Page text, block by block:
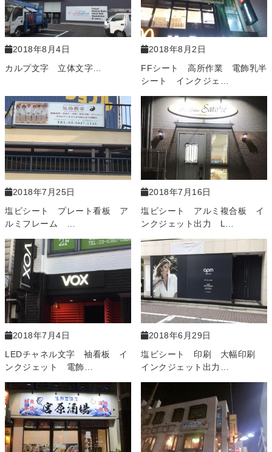
2018年8月4日
カルプ文字 立体文字…
2018年8月2日
FFシート 高所作業 電飾乳半
シート インクジェ…
2018年7月25日
塩ビシート プレート看板 ア
ルミフレーム …
2018年7月16日
塩ビシート アルミ複合板 イ
ンクジェット出力 L…
2018年7月4日
LEDチャネル文字 袖看板 イ
ンクジェット 電飾…
2018年6月29日
塩ビシート 印刷 大幅印刷
インクジェット出力…